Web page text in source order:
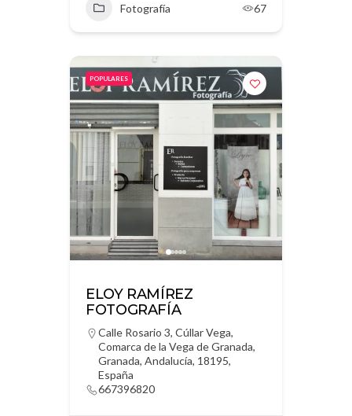
Fotografía 67
POPULARES
ELOY RAMÍREZ
FOTOGRAFÍA
Calle Rosario 3, Cúllar Vega,
Comarca de la Vega de Granada,
Granada, Andalucía, 18195,
España
667396820